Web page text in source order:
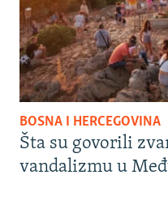
BOSNA I HERCEGOVINA
Šta su govorili
vandalizmu u